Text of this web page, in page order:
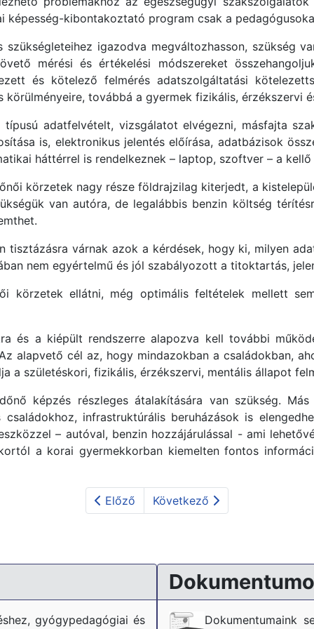
kibontakoztató program csak a
igazodva megváltozhasson, szükség
mérési és értékelési módszereket
és kötelező felmérés adatszolgáltatási
továbbá a gyermek fizikális, érzékszervi
adatfelvételt, vizsgálatot elvégezni, másfajta
is, elektronikus jelentés előírása, adatbázisok
háttérrel is rendelkeznek – laptop, szoftver – a
körzetek nagy része földrajzilag kiterjedt, a
van autóra, de legalábbis benzin költség
tisztázásra várnak azok a kérdések, hogy ki, milyen
nem egyértelmű és jól szabályozott a titoktartás,
körzetek ellátni, még optimális feltételek mellett
és a kiépült rendszerre alapozva kell további
alapvető cél az, hogy mindazokban a családokban,
a születéskori, fizikális, érzékszervi, mentális állapot
képzés részleges átalakítására van szükség.
infrastruktúrális beruházások is
– autóval, benzin hozzájárulással - ami
a korai gyermekkorban kiemelten fontos
Előző Következő
gyógypedagógiai és Dokumentumaink